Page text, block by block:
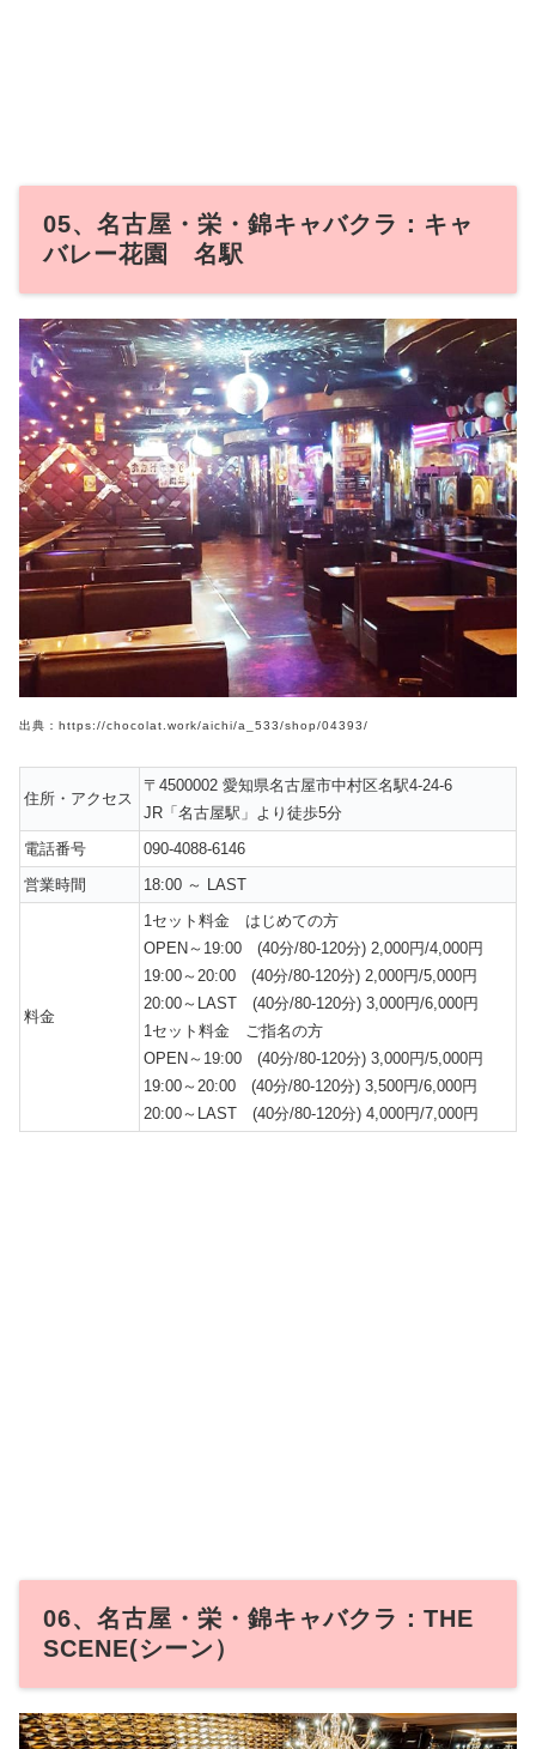
05、名古屋・栄・錦キャバクラ：キャ
バレー花園 名駅
出典：https://chocolat.work/aichi/a_533/shop/04393/
住所・アクセス
〒4500002 愛知県名古屋市中村区名駅4-24-6
JR「名古屋駅」より徒歩5分
電話番号
090-4088-6146
営業時間
18:00 ～ LAST
料金
1セット料金 はじめての方
OPEN～19:00 (40分/80-120分) 2,000円/4,000円
19:00～20:00 (40分/80-120分) 2,000円/5,000円
20:00～LAST (40分/80-120分) 3,000円/6,000円
1セット料金 ご指名の方
OPEN～19:00 (40分/80-120分) 3,000円/5,000円
19:00～20:00 (40分/80-120分) 3,500円/6,000円
20:00～LAST (40分/80-120分) 4,000円/7,000円
06、名古屋・栄・錦キャバクラ：THE
SCENE(シーン）